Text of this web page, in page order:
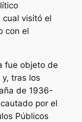
cual visitó el
con el
fue objeto de
tras los
de 1936-
por el
Públicos